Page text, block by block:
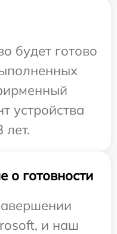
будет готово
устройства
лет.
готовности
и наш